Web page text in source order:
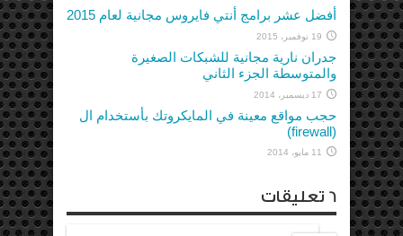
أفضل عشر برامج أنتي فايروس مجانية لعام 2015
19 نوفمبر، 2015
جدران نارية مجانية للشبكات الصغيرة
والمتوسطة الجزء الثاني
17 ديسمبر، 2014
حجب مواقع معينة في المايكروتك بأستخدام ال
(firewall)
11 مايو، 2014
6 تعليقات